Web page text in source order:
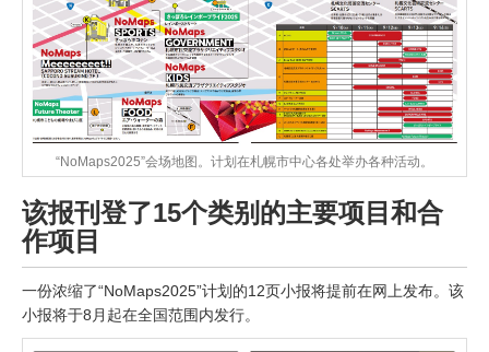
“NoMaps2025”会场地图。计划在札幌市中心各处举办各种活动。
该报刊登了15个类别的主要项目和合
作项目
一份浓缩了“NoMaps2025”计划的12页小报将提前在网上发布。该
小报将于8月起在全国范围内发行。